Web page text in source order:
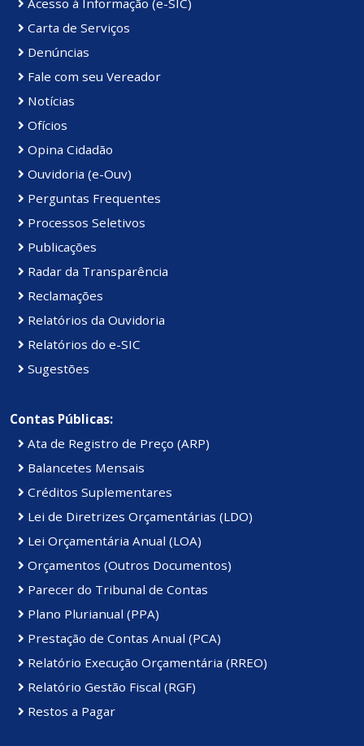
Carta de Serviços
Denúncias
Fale com seu Vereador
Notícias
Ofícios
Opina Cidadão
Ouvidoria (e-Ouv)
Perguntas Frequentes
Processos Seletivos
Publicações
Radar da Transparência
Reclamações
Relatórios da Ouvidoria
Relatórios do e-SIC
Sugestões
Contas Públicas:
Ata de Registro de Preço (ARP)
Balancetes Mensais
Créditos Suplementares
Lei de Diretrizes Orçamentárias (LDO)
Lei Orçamentária Anual (LOA)
Orçamentos (Outros Documentos)
Parecer do Tribunal de Contas
Plano Plurianual (PPA)
Prestação de Contas Anual (PCA)
Relatório Execução Orçamentária (RREO)
Relatório Gestão Fiscal (RGF)
Restos a Pagar